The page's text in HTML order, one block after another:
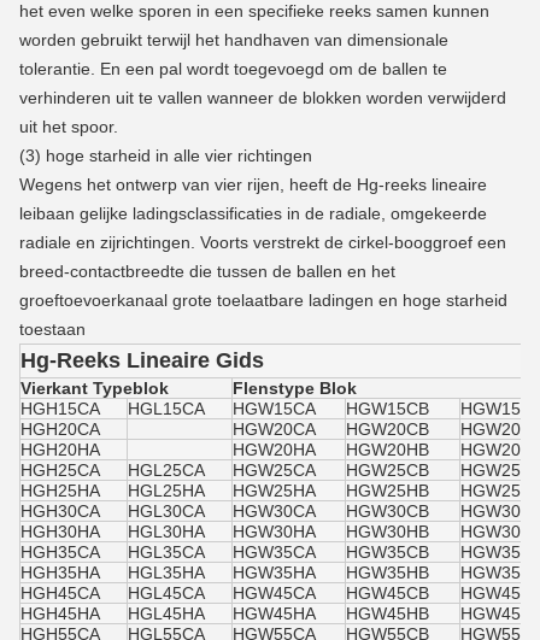
het even welke sporen in een specifieke reeks samen kunnen
worden gebruikt terwijl het handhaven van dimensionale
tolerantie. En een pal wordt toegevoegd om de ballen te
verhinderen uit te vallen wanneer de blokken worden verwijderd
uit het spoor.
(3) hoge starheid in alle vier richtingen
Wegens het ontwerp van vier rijen, heeft de Hg-reeks lineaire
leibaan gelijke ladingsclassificaties in de radiale, omgekeerde
radiale en zijrichtingen. Voorts verstrekt de cirkel-booggroef een
breed-contactbreedte die tussen de ballen en het
groeftoevoerkanaal grote toelaatbare ladingen en hoge starheid
toestaan
Hg-Reeks Lineaire Gids
Vierkant Typeblok
Flenstype Blok
HGH15CA
HGL15CA HGW15CA HGW15CB
HGH20CA
HGW20CA HGW20CB
HGH20HA
HGW20HA HGW20HB
HGH25CA
HGL25CA HGW25CA HGW25CB
HGH25HA
HGL25HA HGW25HA HGW25HB
HGH30CA
HGL30CA HGW30CA HGW30CB
HGH30HA
HGL30HA HGW30HA HGW30HB
HGH35CA
HGL35CA HGW35CA HGW35CB
HGH35HA
HGL35HA HGW35HA HGW35HB
HGH45CA
HGL45CA HGW45CA HGW45CB
HGH45HA
HGL45HA HGW45HA HGW45HB
HGH55CA
HGL55CA HGW55CA HGW55CB